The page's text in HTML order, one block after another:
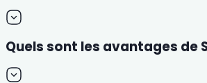
Quels sont les avantages de